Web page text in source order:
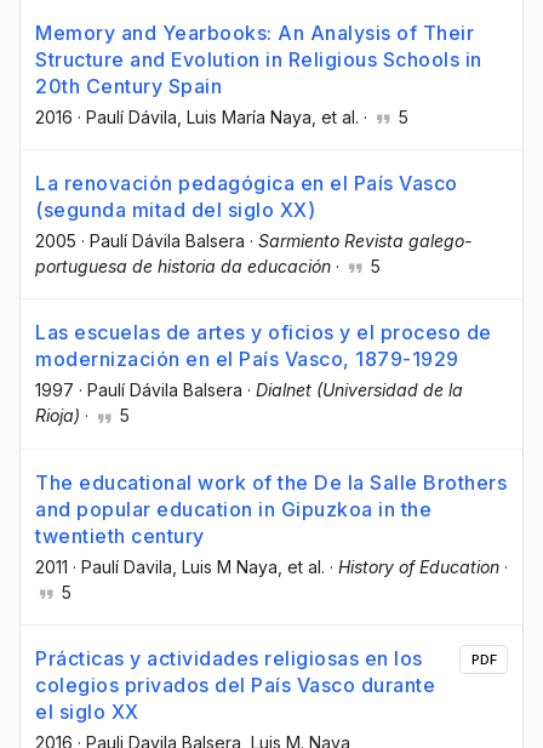
Memory and Yearbooks: An Analysis of Their
Structure and Evolution in Religious Schools in
20th Century Spain
2016 · Paulí Dávila , Luis María Naya , et al. · 5
La renovación pedagógica en el País Vasco
(segunda mitad del siglo XX)
2005 · Paulí Dávila Balsera · Sarmiento Revista galego-
portuguesa de historia da educación · 5
Las escuelas de artes y oficios y el proceso de
modernización en el País Vasco, 1879-1929
1997 · Paulí Dávila Balsera · Dialnet (Universidad de la
Rioja) · 5
The educational work of the De la Salle Brothers
and popular education in Gipuzkoa in the
twentieth century
2011 · Paulí Davila , Luis M Naya , et al. · History of Education ·
5
Prácticas y actividades religiosas en los
colegios privados del País Vasco durante
el siglo XX
2016 · Pauli Davila Balsera , Luis M. Naya
PDF